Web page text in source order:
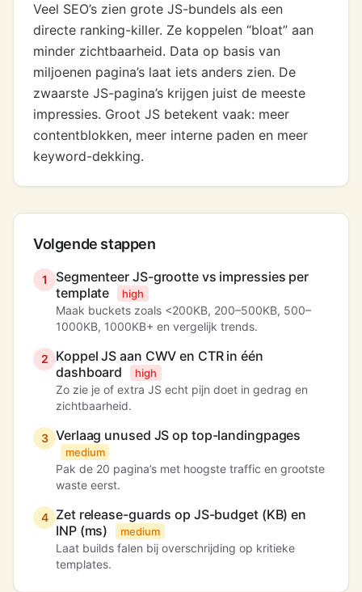
Veel SEO’s zien grote JS-bundels als een
directe ranking-killer. Ze koppelen “bloat” aan
minder zichtbaarheid. Data op basis van
miljoenen pagina’s laat iets anders zien. De
zwaarste JS-pagina’s krijgen juist de meeste
impressies. Groot JS betekent vaak: meer
contentblokken, meer interne paden en meer
keyword-dekking.
Volgende stappen
1
Segmenteer JS-grootte vs impressies per
template
high
Maak buckets zoals <200KB, 200–500KB, 500–
1000KB, 1000KB+ en vergelijk trends.
2
Koppel JS aan CWV en CTR in één
dashboard
high
Zo zie je of extra JS echt pijn doet in gedrag en
zichtbaarheid.
3 Verlaag unused JS op top-landingpages
medium
Pak de 20 pagina’s met hoogste traffic en grootste
waste eerst.
4
Zet release-guards op JS-budget (KB) en
INP (ms)
medium
Laat builds falen bij overschrijding op kritieke
templates.